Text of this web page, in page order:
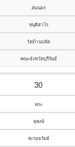
สมนอก
ขนฺติสาโร
วัดบ้านปลัด
คณะจังหวัดบุรีรัมย์
30
พระ
สุพงษ์
ชะรอยรัมย์